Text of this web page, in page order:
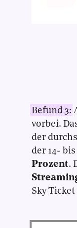
Befund 3:
vorbei.
der
der 14-
Prozent.
Sky